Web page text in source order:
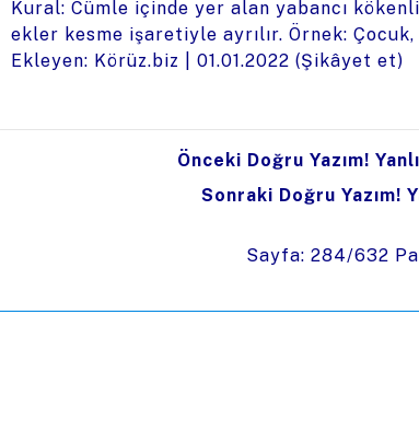
Kural: Cümle içinde yer alan yabancı
ekler kesme işaretiyle ayrılır. Örnek: Çocuk,
Ekleyen: Körüz.biz | 01.01.2022 (Şikâyet et)
Önceki Doğru Yazım!
Sonraki Doğru Yazım!
Sayfa: 284/632